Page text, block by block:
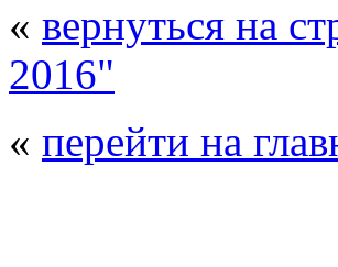
« вернуться на
2016"
« перейти на